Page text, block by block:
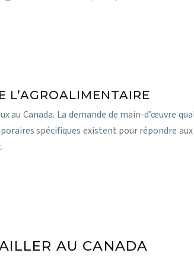
L’AGROALIMENTAIRE
au Canada. La demande de main-
spécifiques existent pour répondre
AU CANADA